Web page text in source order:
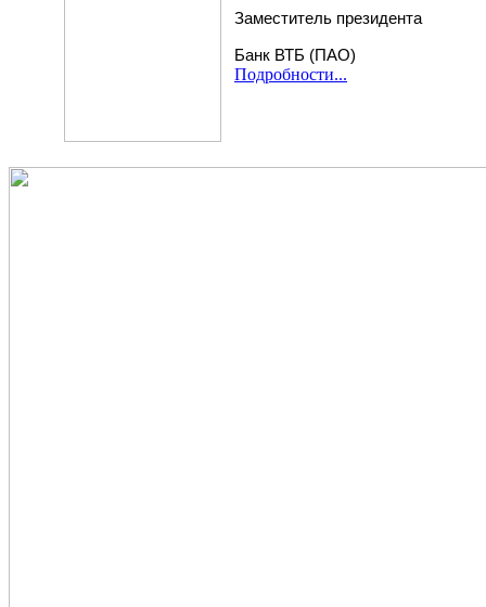
Заместитель президента
Банк ВТБ (ПАО)
Подробности...